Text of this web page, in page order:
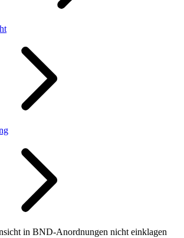
in BND‑Anordnungen nicht einklagen